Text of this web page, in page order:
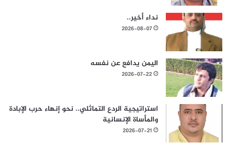
نداء أخير..
2026-08-07
اليمن يدافع عن نفسه
2026-07-22
استراتيجية الردع التماثلي.. نحو إنهاء حرب الإبادة
والمأساة الإنسانية
2026-07-21